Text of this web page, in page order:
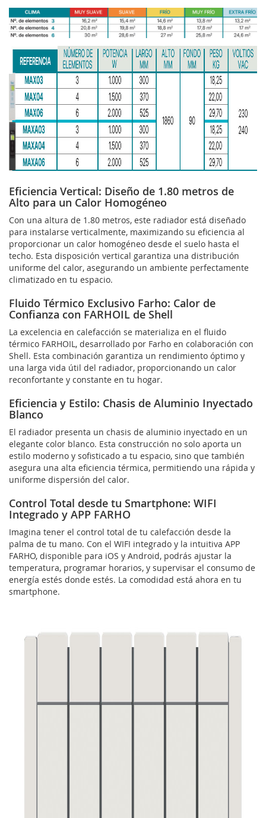
Eficiencia Vertical: Diseño de 1.80 metros de
Alto para un Calor Homogéneo
Con una altura de 1.80 metros, este radiador está diseñado
para instalarse verticalmente, maximizando su eficiencia al
proporcionar un calor homogéneo desde el suelo hasta el
techo. Esta disposición vertical garantiza una distribución
uniforme del calor, asegurando un ambiente perfectamente
climatizado en tu espacio.
Fluido Térmico Exclusivo Farho: Calor de
Confianza con FARHOIL de Shell
La excelencia en calefacción se materializa en el fluido
térmico FARHOIL, desarrollado por Farho en colaboración con
Shell. Esta combinación garantiza un rendimiento óptimo y
una larga vida útil del radiador, proporcionando un calor
reconfortante y constante en tu hogar.
Eficiencia y Estilo: Chasis de Aluminio Inyectado
Blanco
El radiador presenta un chasis de aluminio inyectado en un
elegante color blanco. Esta construcción no solo aporta un
estilo moderno y sofisticado a tu espacio, sino que también
asegura una alta eficiencia térmica, permitiendo una rápida y
uniforme dispersión del calor.
Control Total desde tu Smartphone: WIFI
Integrado y APP FARHO
Imagina tener el control total de tu calefacción desde la
palma de tu mano. Con el WIFI integrado y la intuitiva APP
FARHO, disponible para iOS y Android, podrás ajustar la
temperatura, programar horarios, y supervisar el consumo de
energía estés donde estés. La comodidad está ahora en tu
smartphone.